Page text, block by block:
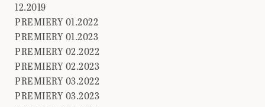
12.2019
PREMIERY 01.2022
PREMIERY 01.2023
PREMIERY 02.2022
PREMIERY 02.2023
PREMIERY 03.2022
PREMIERY 03.2023